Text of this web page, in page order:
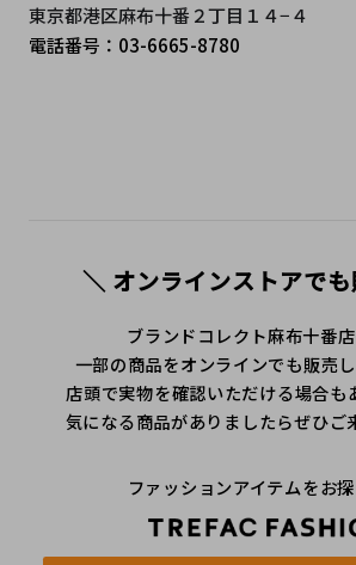
東京都港区麻布十番２丁目１４−４
電話番号：03-6665-8780
＼ オンラインストアで
ブランドコレクト麻布十番店
一部の商品をオンラインでも販売し
店頭で実物を確認いただける場合も
気になる商品がありましたらぜひご
ファッションアイテムをお